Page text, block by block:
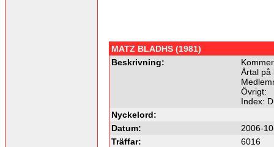
MATZ BLADHS (1981)
Beskrivning:
Årtal på
Övrigt:
Index:
Nyckelord:
Datum:
2006-
Träffar:
6016